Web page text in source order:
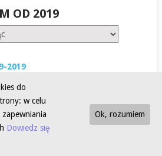
OD 2019
2019
SLO NR 5 W MILANÓWKU
do
w celu
Dowiedz się
Ok, rozumiem